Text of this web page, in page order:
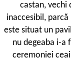
castan, vechi
inaccesibil,
este situat un
nu degeaba i-a
ceremoniei